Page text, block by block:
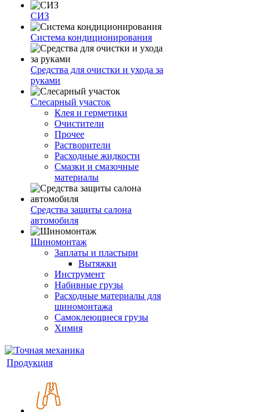
СИЗ
Система кондиционирования
Средства для очистки и ухода за
руками
Слесарный участок
Клея и герметики
Очистители
Прочее
Растворители
Расходные жидкости
Смазки и смазочные
материалы
Средства защиты салона
автомобиля
Шиномонтаж
Заплаты и пластыри
Вытяжки
Инструмент
Набивные грузы
Расходные материалы для
шиномонтажа
Самоклеющиеся грузы
Химия
Продукция